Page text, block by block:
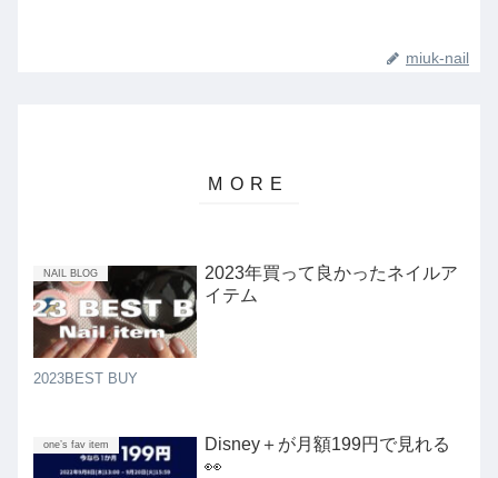
miuk-nail
NAIL BLOG
2023年買って良かったネイルア
イテム
2023BEST BUY
one’s fav item
Disney＋が月額199円で見れる
👀